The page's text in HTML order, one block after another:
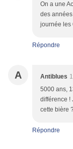
On a une
des
journée les
Répondre
A Antiblues
5000 ans,
différence !
cette bière
Répondre